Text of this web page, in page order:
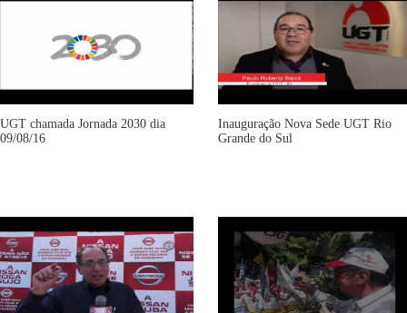
UGT chamada Jornada 2030 dia
09/08/16
Inauguração Nova Sede UGT Rio
Grande do Sul